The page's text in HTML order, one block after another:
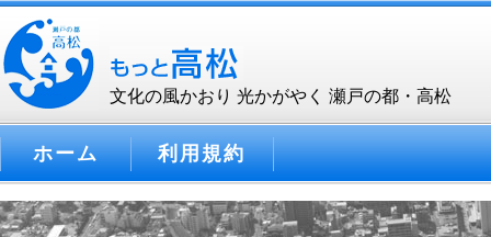
文化の風かおり 光かがやく 瀬戸の都・高松
ホーム 利用規約